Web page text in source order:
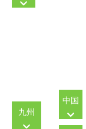
中国
九州